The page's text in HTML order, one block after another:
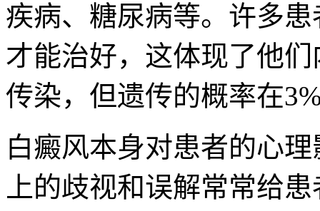
疾病、糖尿病等。许多
才能治好，这体现了他
传染，但遗传的概率在
白癜风本身对患者的心
上的歧视和误解常常给